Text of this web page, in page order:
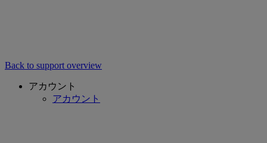
Back to support overview
アカウント
アカウント